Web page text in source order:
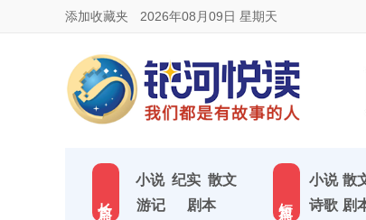
添加收藏夹 2026年08月09日 星期天
小说 纪实 散文
游记
剧本
小说 散
诗歌 剧